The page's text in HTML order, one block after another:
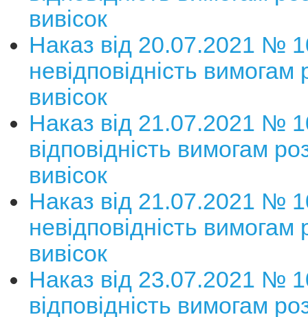
вивісок
Наказ від 20.07.2021 №
невідповідність
вивісок
Наказ від 21.07.2021 №
відповідність вимогам
вивісок
Наказ від 21.07.2021 №
невідповідність
вивісок
Наказ від 23.07.2021 №
відповідність вимогам